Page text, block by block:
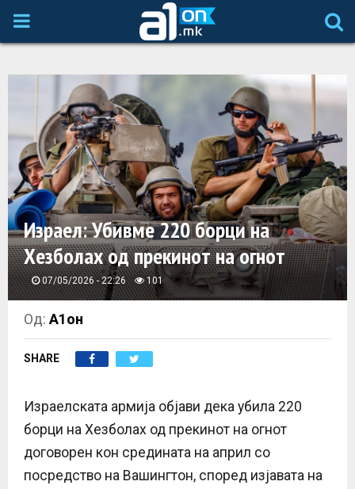
P
M
A
R
Y
M
E
N
U
Израел: Убивме 220 борци на
Хезболах од прекинот на огнот
07/05/2026 - 22:26 101
Од:А1он
SHARE
Израелската армија објави дека убила 220
борци на Хезболах од прекинот на огнот
договорен кон средината на април со
посредство на Вашингтон, според изјавата на